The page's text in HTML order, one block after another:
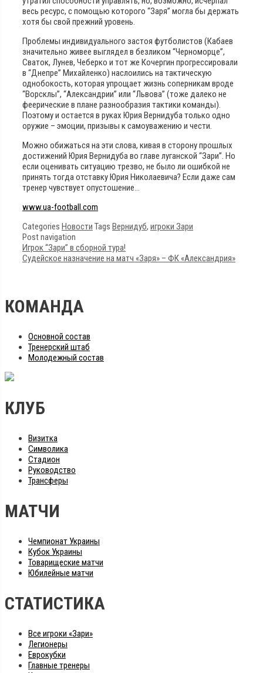
весь ресурс, с помощью которого “Заря” могла бы держать
хотя бы свой прежний уровень.
Проблемы индивидуального застоя футболистов (Кабаев
значительно живее выглядел в безликом “Черноморце”,
Сваток, Лунев, Чеберко и тот же Кочергин прогрессировали
в “Днепре” Михайленко) наслоились на тактическую
однобокость, которая упрощает жизнь соперникам вроде
“Ворсклы”, “Александрии” или “Львова” (тоже далеко не
феерические в плане разнообразия тактики команды).
Поэтому и остается в руках Юрия Вернидуба только одно
оружие – эмоции, призывы к самоуважению и чести.
Можно обижаться на эти слова, кивая в сторону прошлых
достижений Юрия Вернидуба во главе луганской “Зари”. Но
если оценивать ситуацию трезво, не было ли ошибкой не
принять тогда отставку Юрия Николаевича? Если даже сам
тренер чувствует опустошение…
www.ua-football.com
Categories Новости Tags Вернидуб, игроки Зари
Post navigation
Игрок “Зари” в сборной тура!
Судейское назначение на матч «Заря» – ФК «Александрия»
КОМАНДА
Основной состав
Тренерский штаб
Молодежный состав
КЛУБ
Визитка
Символика
Стадион
Руководство
Трансферы
МАТЧИ
Чемпионат Украины
Кубок Украины
Товарищеские матчи
Юбилейные матчи
СТАТИСТИКА
Все игроки «Зари»
Легионеры
Еврокубки
Главные тренеры